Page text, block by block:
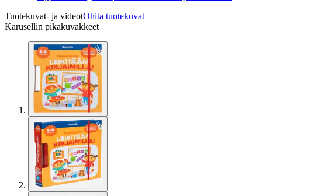
Tuotekuvat- ja videotOhita tuotekuvat
Karusellin pikakuvakkeet